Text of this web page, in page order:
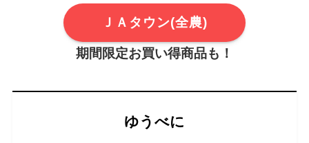
ＪＡタウン(全農)
期間限定お買い得商品も！
ゆうべに